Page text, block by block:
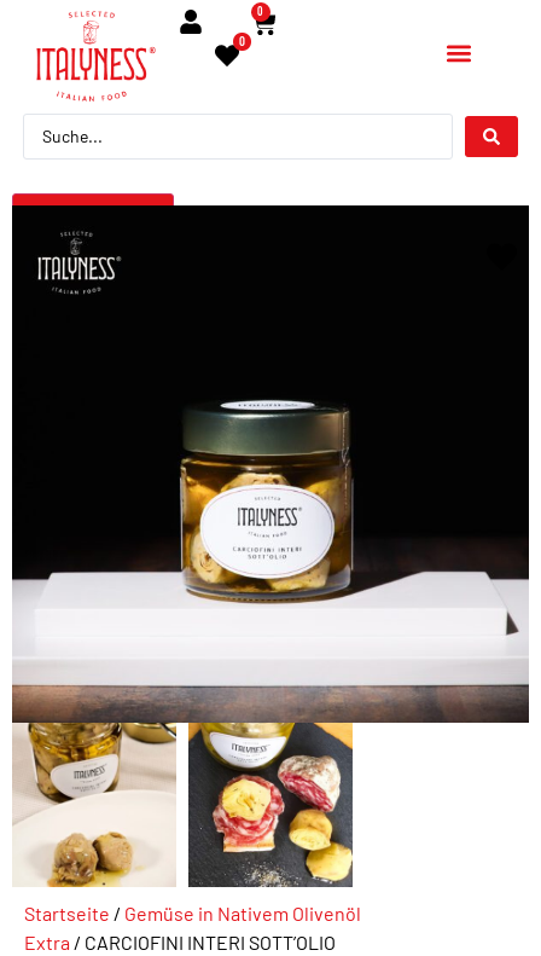
0
0
Startseite / Gemüse in Nativem Olivenöl
Extra / CARCIOFINI INTERI SOTT’OLIO